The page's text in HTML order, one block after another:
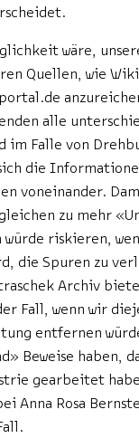
wäre,
Quellen, wie
alle
im Falle von
die
voneinander.
zu mehr
riskieren,
die Spuren zu
Archiv
Fall, wenn wir
entfernen
Beweise haben,
gearbeitet
Anna Rosa